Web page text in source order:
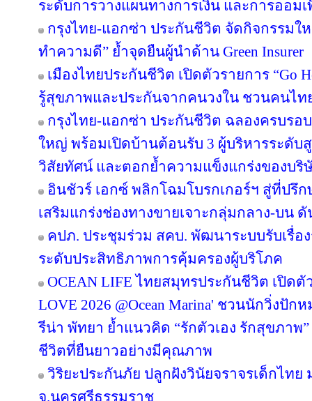
ระดับการวางแผนทางการเงิน และการออม
กรุงไทย-แอกซ่า ประกันชีวิต จัดกิจกรรมใ
ทำความดี” ย้ำจุดยืนผู้นำด้าน Green Insurer
เมืองไทยประกันชีวิต เปิดตัวรายการ “Go
รู้สุขภาพและประกันจากคนวงใน ชวนคนไ
กรุงไทย-แอกซ่า ประกันชีวิต ฉลองครบรอบ
ใหญ่ พร้อมเปิดบ้านต้อนรับ 3 ผู้บริหารระดับ
วิสัยทัศน์ และตอกย้ำความแข็งแกร่งของบริ
อินชัวร์ เอกซ์ พลิกโฉมโบรกเกอร์ฯ สู่ที่ป
เสริมแกร่งช่องทางขายเจาะกลุ่มกลาง-บน
คปภ. ประชุมร่วม สคบ. พัฒนาระบบรับเรื่อ
ระดับประสิทธิภาพการคุ้มครองผู้บริโภค
OCEAN LIFE ไทยสมุทรประกันชีวิต เปิดตั
LOVE 2026 @Ocean Marina' ชวนนักวิ่งปั
รีน่า พัทยา ย้ำแนวคิด “รักตัวเอง รักสุขภาพ
ชีวิตที่ยืนยาวอย่างมีคุณภาพ
วิริยะประกันภัย ปลูกฝังวินัยจราจรเด็กไท
จ.นครศรีธรรมราช